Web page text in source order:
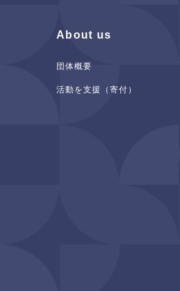
About us
団体概要
活動を支援（寄付）